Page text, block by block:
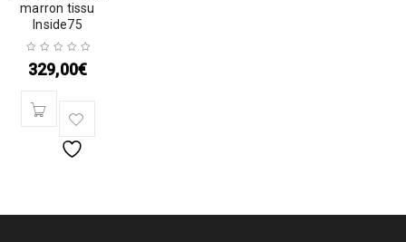
marron tissu
Inside75
329,00€